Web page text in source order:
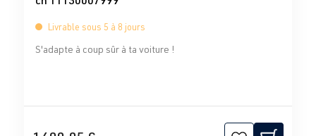
Livrable sous 5 à 8 jours
S'adapte à coup sûr à ta voiture !